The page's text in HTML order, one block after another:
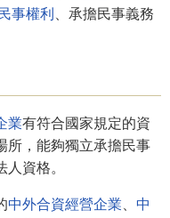
民事權利
、承擔民事義務
業有符合國家規定的資
所，能夠獨立承擔民事
資格。
中外合資經營企業
中